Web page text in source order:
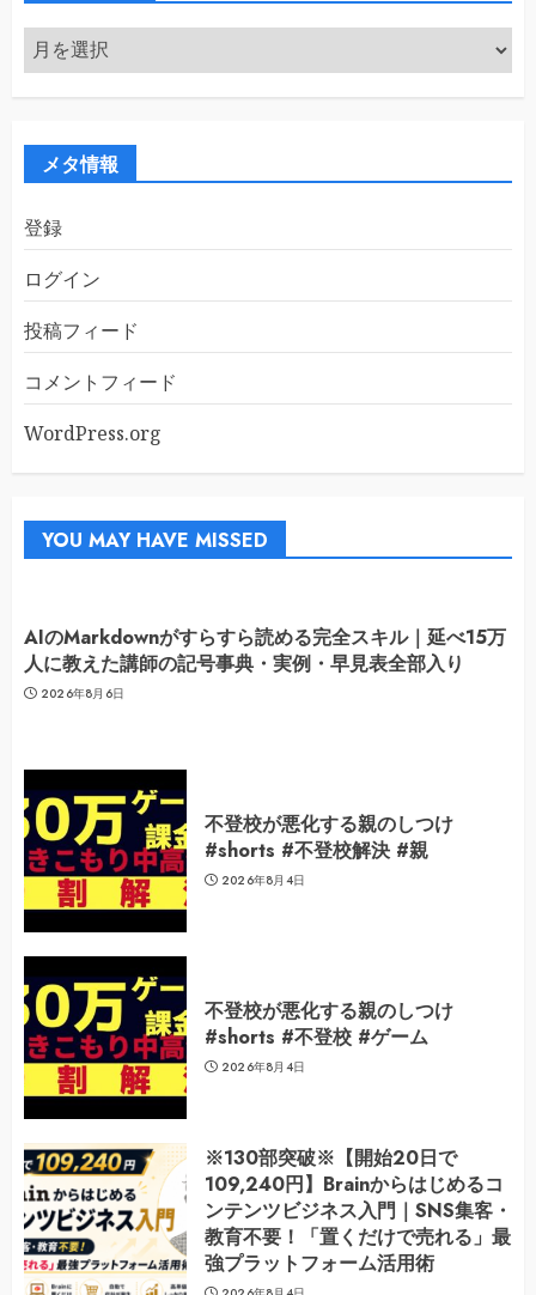
ア
ー
カ
メタ情報
登録
ログイン
投稿フィード
コメントフィード
WordPress.org
YOU MAY HAVE MISSED
AIのMarkdownがすらすら読める完全スキル｜延べ15万
人に教えた講師の記号事典・実例・早見表全部入り
2026年8月6日
不登校が悪化する親のしつけ
#shorts #不登校解決 #親
2026年8月4日
不登校が悪化する親のしつけ
#shorts #不登校 #ゲーム
2026年8月4日
※130部突破※【開始20日で
109,240円】Brainからはじめるコ
ンテンツビジネス入門｜SNS集客・
教育不要！「置くだけで売れる」最
強プラットフォーム活用術